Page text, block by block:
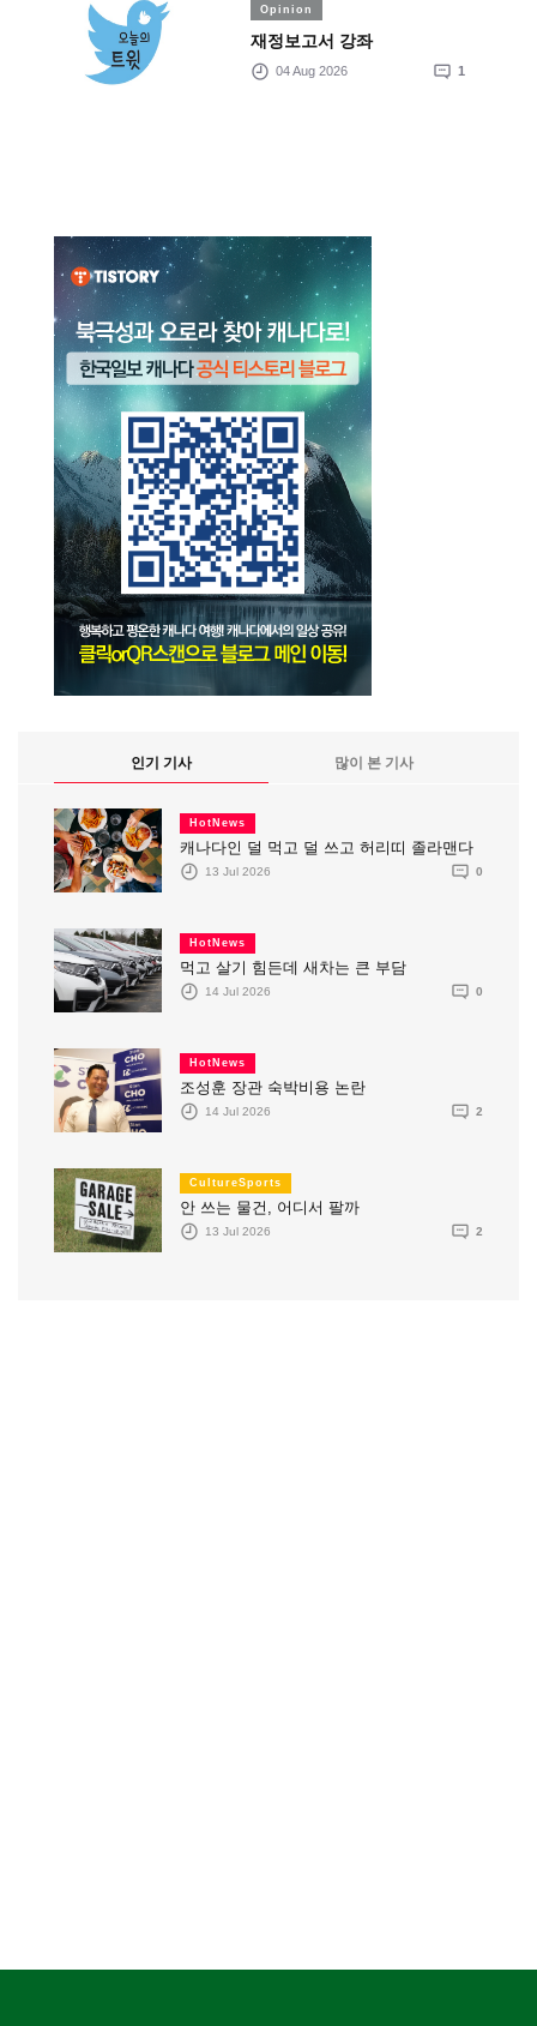
Opinion
재정보고서 강좌
04 Aug 2026 1
인기 기사 많이 본 기사
HotNews
캐나다인 덜 먹고 덜 쓰고 허리띠 졸라맨다
13 Jul 2026 0
HotNews
먹고 살기 힘든데 새차는 큰 부담
14 Jul 2026 0
HotNews
조성훈 장관 숙박비용 논란
14 Jul 2026 2
CultureSports
안 쓰는 물건, 어디서 팔까
13 Jul 2026 2